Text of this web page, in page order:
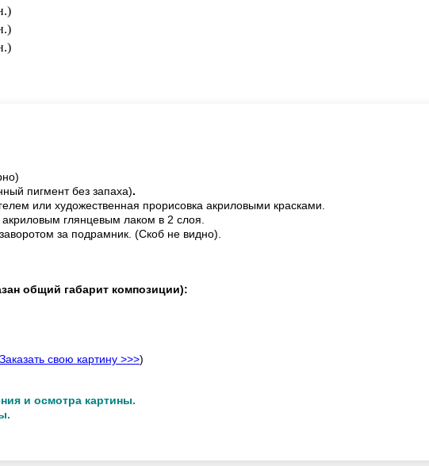
пигмент без запаха).
или художественная прорисовка акриловыми красками.
глянцевым лаком в 2 слоя.
за подрамник. (Скоб не видно).
общий габарит композиции):
Заказать свою картину >>>)
и осмотра картины.